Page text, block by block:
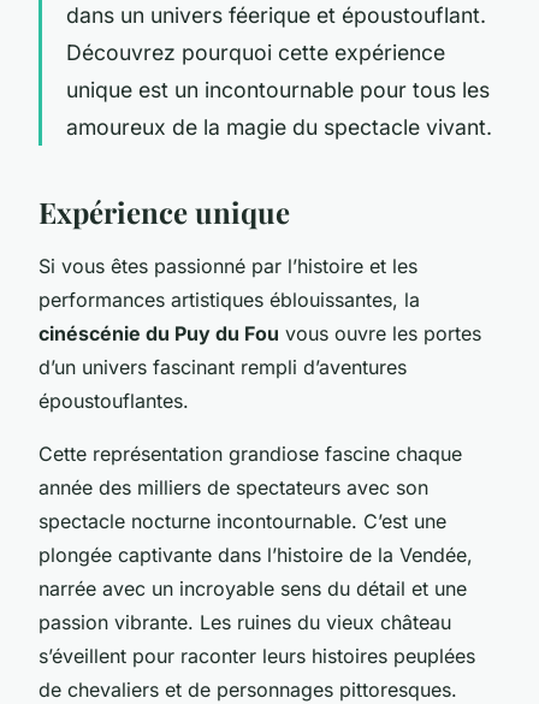
dans un univers féerique et époustouflant.
Découvrez pourquoi cette expérience
unique est un incontournable pour tous les
amoureux de la magie du spectacle vivant.
Expérience unique
Si vous êtes passionné par l’histoire et les
performances artistiques éblouissantes, la
cinéscénie du Puy du Fou vous ouvre les portes
d’un univers fascinant rempli d’aventures
époustouflantes.
Cette représentation grandiose fascine chaque
année des milliers de spectateurs avec son
spectacle nocturne incontournable. C’est une
plongée captivante dans l’histoire de la Vendée,
narrée avec un incroyable sens du détail et une
passion vibrante. Les ruines du vieux château
s’éveillent pour raconter leurs histoires peuplées
de chevaliers et de personnages pittoresques.